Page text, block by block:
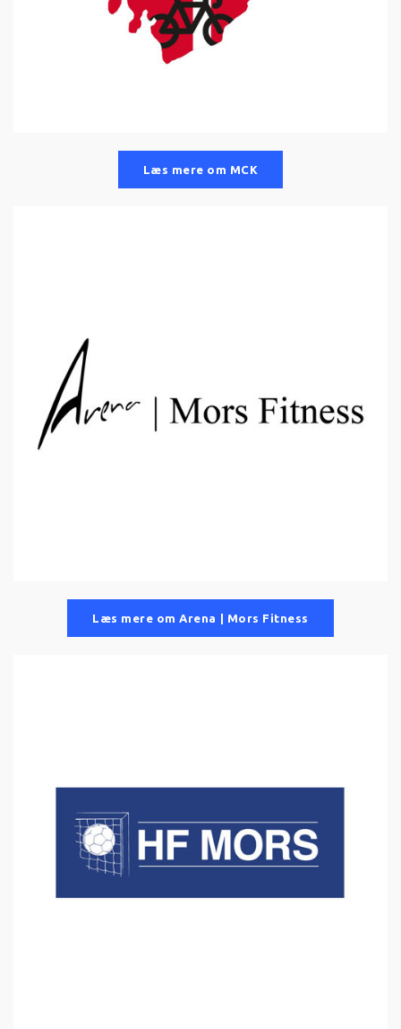
Læs mere om MCK
Læs mere om Arena | Mors Fitness